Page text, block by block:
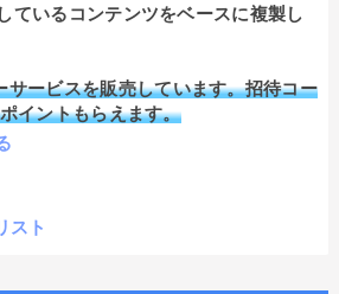
ているコンテンツをベースに複製し
ービスを販売しています。招待コー
イントもらえます。
スト